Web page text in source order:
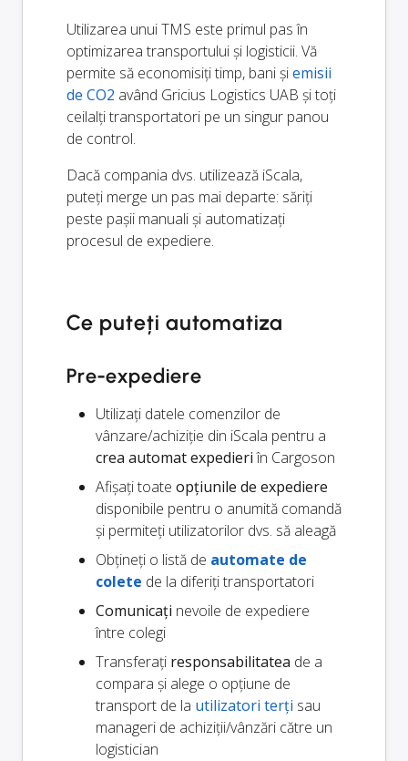
Utilizarea unui TMS este primul pas în
optimizarea transportului și logisticii. Vă
permite să economisiți timp, bani șiemisii
de CO2 având Gricius Logistics UAB și toți
ceilalți transportatori pe un singur panou
de control.
Dacă compania dvs. utilizează iScala,
puteți merge un pas mai departe: săriți
peste pașii manuali și automatizați
procesul de expediere.
Ce puteți automatiza
Pre-expediere
Utilizați datele comenzilor de
vânzare/achiziție din iScala pentru a
crea automat expedieriîn Cargoson
Afișați toate opțiunile de expediere
disponibile pentru o anumită comandă
și permiteți utilizatorilor dvs. să aleagă
Obțineți o listă de automate de
colete de la diferiți transportatori
Comunicați nevoile de expediere
între colegi
Transferați responsabilitatea de a
compara și alege o opțiune de
transport de la utilizatori terți sau
manageri de achiziții/vânzări către un
logistician